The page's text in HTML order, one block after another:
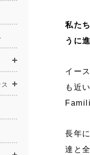
私た
うに
イー
も近
長年
達と